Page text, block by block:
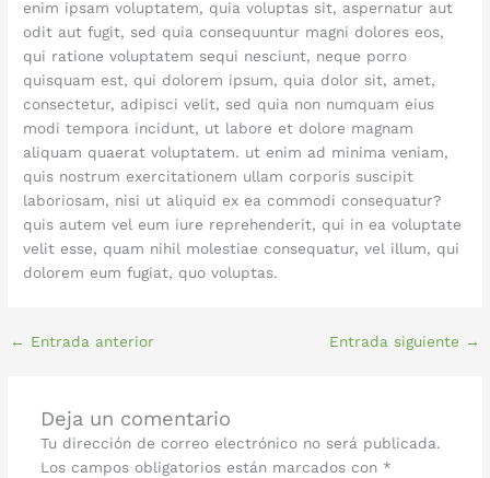
enim ipsam voluptatem, quia voluptas sit, aspernatur aut
odit aut fugit, sed quia consequuntur magni dolores eos,
qui ratione voluptatem sequi nesciunt, neque porro
quisquam est, qui dolorem ipsum, quia dolor sit, amet,
consectetur, adipisci velit, sed quia non numquam eius
modi tempora incidunt, ut labore et dolore magnam
aliquam quaerat voluptatem. ut enim ad minima veniam,
quis nostrum exercitationem ullam corporis suscipit
laboriosam, nisi ut aliquid ex ea commodi consequatur?
quis autem vel eum iure reprehenderit, qui in ea voluptate
velit esse, quam nihil molestiae consequatur, vel illum, qui
dolorem eum fugiat, quo voluptas.
← Entrada anterior Entrada siguiente →
Deja un comentario
Tu dirección de correo electrónico no será publicada.
Los campos obligatorios están marcados con *